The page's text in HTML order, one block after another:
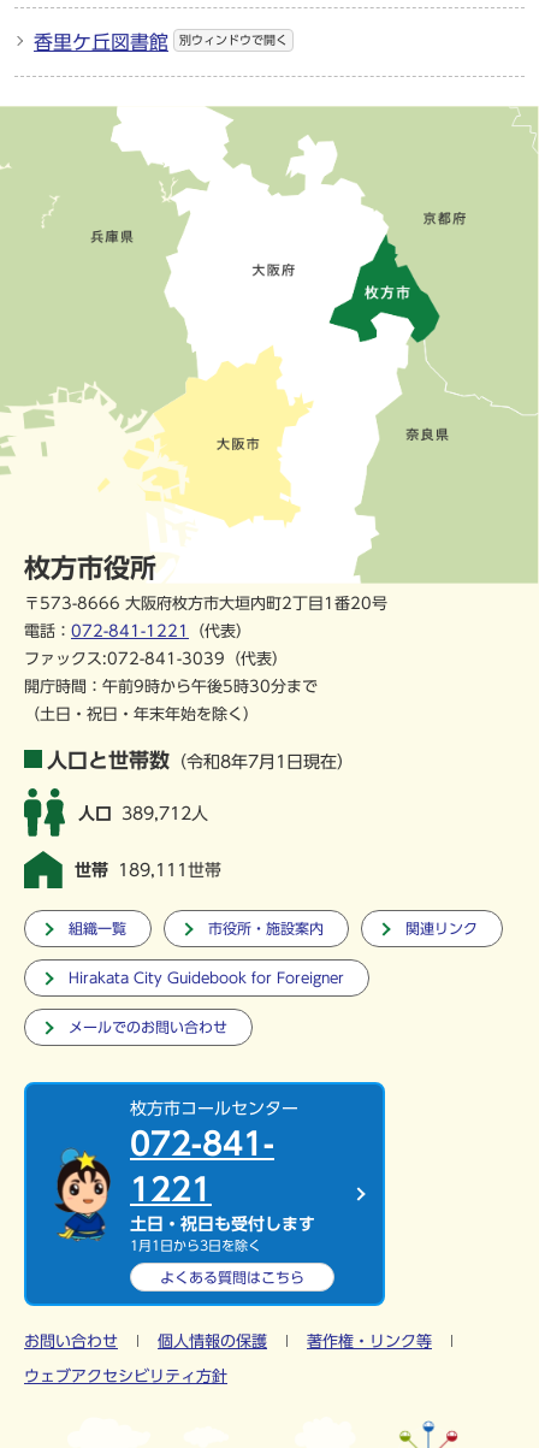
香里ケ丘図書館 別ウィンドウで開く
枚方市役所
〒573-8666 大阪府枚方市大垣内町2丁目1番20号
電話： 072-841-1221
（代表）
ファックス:072-841-3039（代表）
開庁時間：午前9時から午後5時30分まで
（土日・祝日・年末年始を除く）
人口と世帯数 （令和8年7月1日現在）
人口 389,712人
世帯 189,111世帯
組織一覧 市役所・施設案内 関連リンク
Hirakata City Guidebook for Foreigner
メールでのお問い合わせ
枚方市コールセンター
072-841-
1221
土日・祝日も受付します
1月1日から3日を除く
よくある質問はこちら
お問い合わせ 個人情報の保護 著作権・リンク等
ウェブアクセシビリティ方針